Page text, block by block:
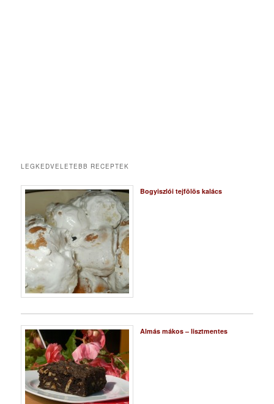
LEGKEDVELETEBB RECEPTEK
Bogyiszlói tejfölös kalács
Almás mákos – lisztmentes